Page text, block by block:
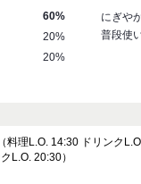
60%
20%
20%
にぎや
普段使
理L.O. 14:30 ドリンク
L.O. 20:30）